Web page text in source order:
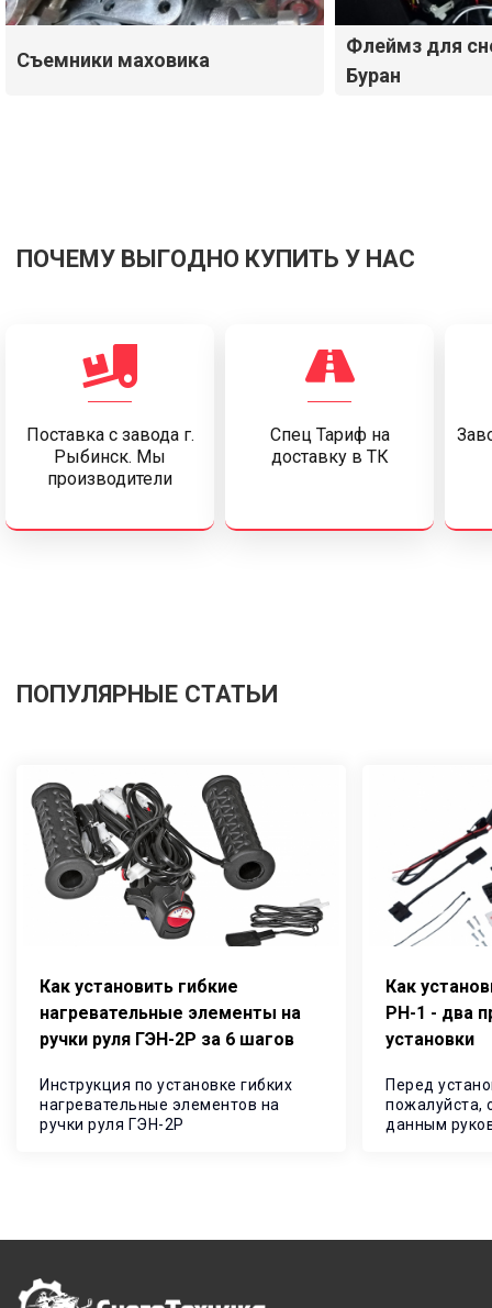
Съемники маховика
Флеймз для
Буран
ПОЧЕМУ ВЫГОДНО КУПИТЬ У НАС
Поставка c завода г.
Рыбинск. Мы
производители
Спец Тариф на
доставку в ТК
ПОПУЛЯРНЫЕ СТАТЬИ
Как установить гибкие
нагревательные элементы на
ручки руля ГЭН-2Р за 6 шагов
Инструкция по установке гибких
нагревательные элементов на
ручки руля ГЭН-2Р
Как
РН-1 - два
установки
Перед
пожалуйста,
данным